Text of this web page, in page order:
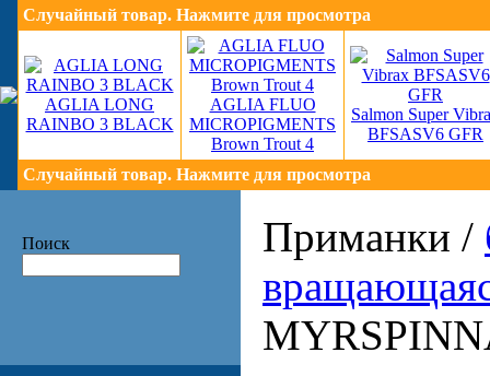
Случайный товар. Нажмите для просмотра
AGLIA LONG
RAINBO 3 BLACK
AGLIA FLUO
MICROPIGMENTS
Brown Trout 4
Salmon Super
BFSASV6 GFR
Случайный товар. Нажмите для просмотра
Поиск Приманки /